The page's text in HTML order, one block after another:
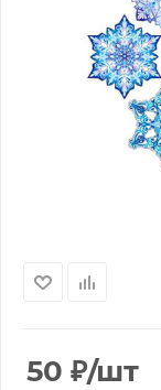
50 ₽/шт